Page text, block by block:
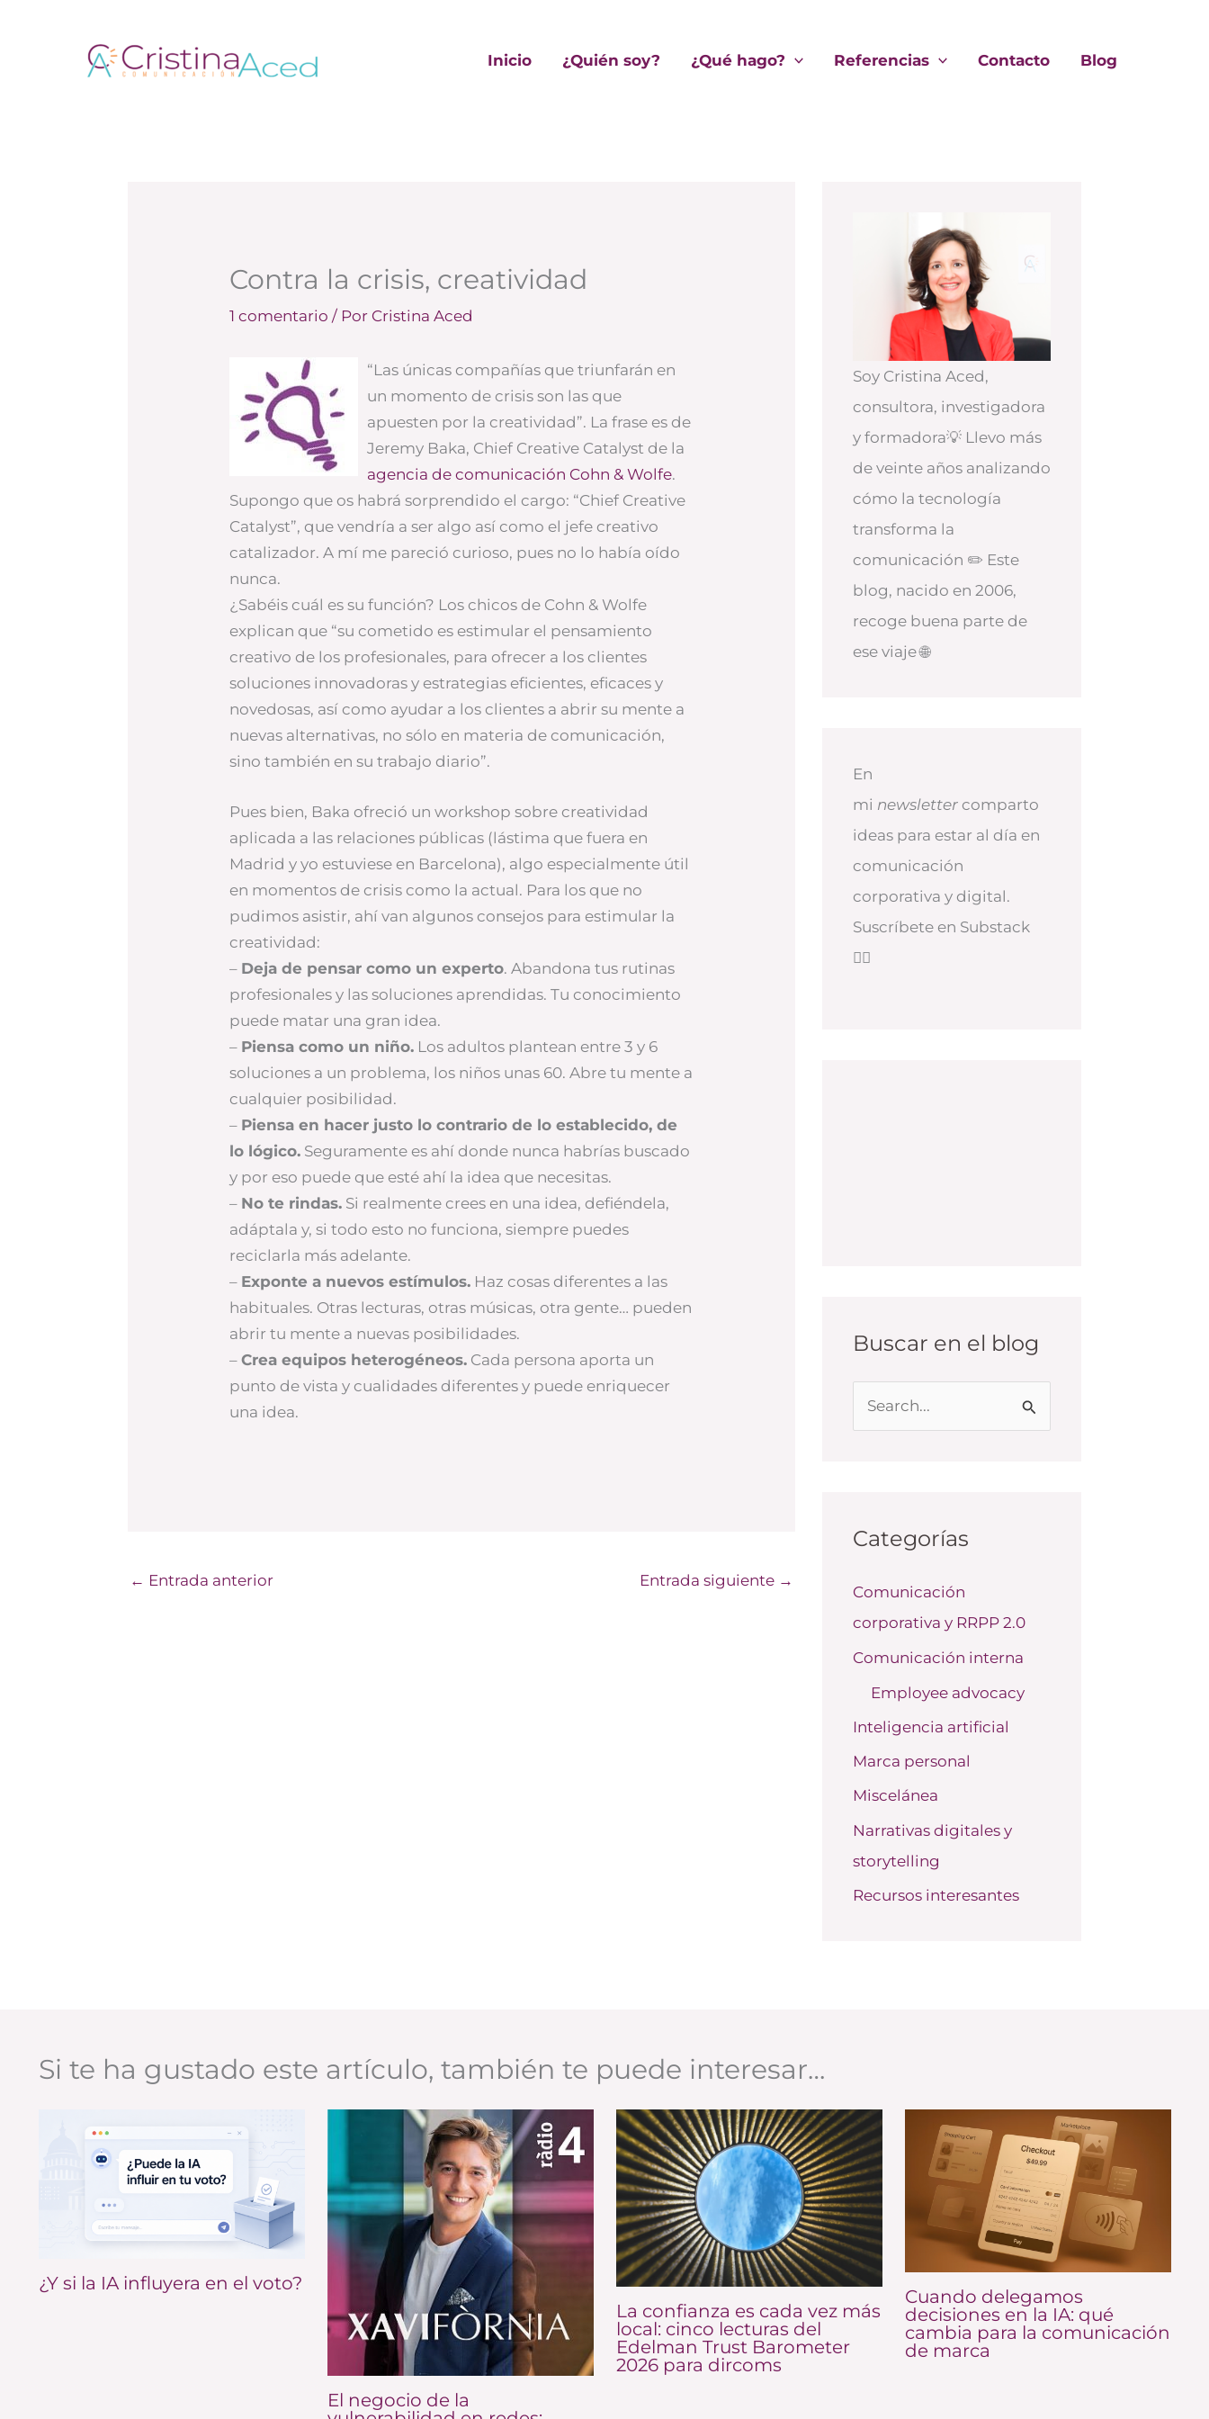
Inicio ¿Quién soy? ¿Qué hago? Referencias Contacto Blog
Contra la crisis, creatividad
1 comentario / Por Cristina Aced
“Las únicas compañías que triunfarán en
un momento de crisis son las que
apuesten por la creatividad”. La frase es de
Jeremy Baka, Chief Creative Catalyst de la
agencia de comunicación Cohn & Wolfe.
Supongo que os habrá sorprendido el cargo: “Chief Creative
Catalyst”, que vendría a ser algo así como el jefe creativo
catalizador. A mí me pareció curioso, pues no lo había oído
nunca.
¿Sabéis cuál es su función? Los chicos de Cohn & Wolfe
explican que “su cometido es estimular el pensamiento
creativo de los profesionales, para ofrecer a los clientes
soluciones innovadoras y estrategias eficientes, eficaces y
novedosas, así como ayudar a los clientes a abrir su mente a
nuevas alternativas, no sólo en materia de comunicación,
sino también en su trabajo diario”.
Pues bien, Baka ofreció un workshop sobre creatividad
aplicada a las relaciones públicas (lástima que fuera en
Madrid y yo estuviese en Barcelona), algo especialmente útil
en momentos de crisis como la actual. Para los que no
pudimos asistir, ahí van algunos consejos para estimular la
creatividad:
– Deja de pensar como un experto. Abandona tus rutinas
profesionales y las soluciones aprendidas. Tu conocimiento
puede matar una gran idea.
– Piensa como un niño. Los adultos plantean entre 3 y 6
soluciones a un problema, los niños unas 60. Abre tu mente a
cualquier posibilidad.
– Piensa en hacer justo lo contrario de lo establecido, de
lo lógico. Seguramente es ahí donde nunca habrías buscado
y por eso puede que esté ahí la idea que necesitas.
– No te rindas. Si realmente crees en una idea, defiéndela,
adáptala y, si todo esto no funciona, siempre puedes
reciclarla más adelante.
– Exponte a nuevos estímulos. Haz cosas diferentes a las
habituales. Otras lecturas, otras músicas, otra gente… pueden
abrir tu mente a nuevas posibilidades.
–Crea equipos heterogéneos. Cada persona aporta un
punto de vista y cualidades diferentes y puede enriquecer
una idea.
← Entrada anterior Entrada siguiente →
Soy Cristina Aced,
consultora, investigadora
y formadora💡 Llevo más
de veinte años analizando
cómo la tecnología
transforma la
comunicación ✏️ Este
blog, nacido en 2006,
recoge buena parte de
ese viaje 🌐
En
mi newsletter comparto
ideas para estar al día en
comunicación
corporativa y digital.
Suscríbete en Substack
👇🏻
Buscar en el blog
a
p
o
r
Categorías
Comunicación
corporativa y RRPP 2.0
Comunicación interna
Employee advocacy
Inteligencia artificial
Marca personal
Miscelánea
Narrativas digitales y
storytelling
Recursos interesantes
Si te ha gustado este artículo, también te puede interesar…
¿Y si la IA influyera en el voto?
El negocio de la
La confianza es cada vez más
local: cinco lecturas del
Edelman Trust Barometer
2026 para dircoms
Cuando delegamos
decisiones en la IA: qué
cambia para la comunicación
de marca